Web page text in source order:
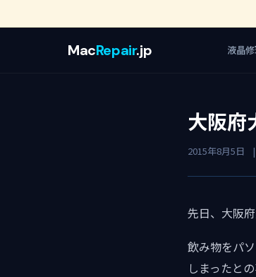
MacRepair.jp 液晶
大阪府
2015年8月5日 |
先日、大阪
飲み物をパ
しまったと